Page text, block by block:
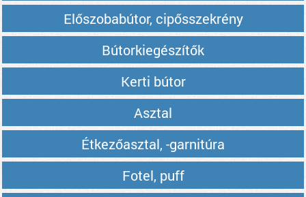
Előszobabútor, cipősszekrény
Bútorkiegészítők
Kerti bútor
Asztal
Étkezőasztal, -garnitúra
Fotel, puff